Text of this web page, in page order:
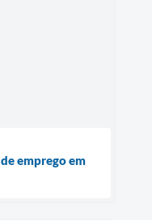
emprego em